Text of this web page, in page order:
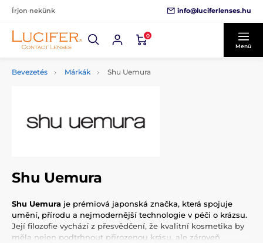
Írjon nekünk info@luciferlenses.hu
0
Menü
Bevezetés Márkák Shu Uemura
Shu Uemura
Shu Uemura je prémiová japonská značka, která spojuje
umění, přírodu a nejmodernější technologie v péči o krázsu.
Její filozofie vychází z přesvědčení, že kvalitní kosmetika by
měla nejen podtrhnout přirozenou krásu, ale zároveň